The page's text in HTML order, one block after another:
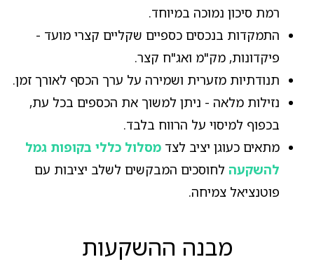
רמת סיכון נמוכה במיוחד.
התמקדות בנכסים כספיים שקליים קצרי מועד -
פיקדונות, מק"מ ואג"ח קצר.
תנודתיות מזערית ושמירה על ערך הכסף לאורך זמן.
נזילות מלאה - ניתן למשוך את הכספים בכל עת,
בכפוף למיסוי על הרווח בלבד.
מתאים כעוגן יציב לצד מסלול כללי בקופות גמל
להשקעהלחוסכים המבקשים לשלב יציבות עם
פוטנציאל צמיחה.
מבנה ההשקעות